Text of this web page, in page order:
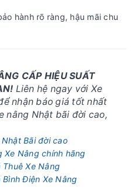
hành rõ ràng, hậu mãi chu
CẤP HIỆU SUẤT
Liên hệ ngay với Xe
nhận báo giá tốt nhất
nâng Nhật bãi đời cao,
Bãi đời cao
Xe Nâng chính hãng
Xe Nâng
Điện Xe Nâng